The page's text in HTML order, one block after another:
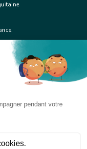
Loire
Côte d'Azur